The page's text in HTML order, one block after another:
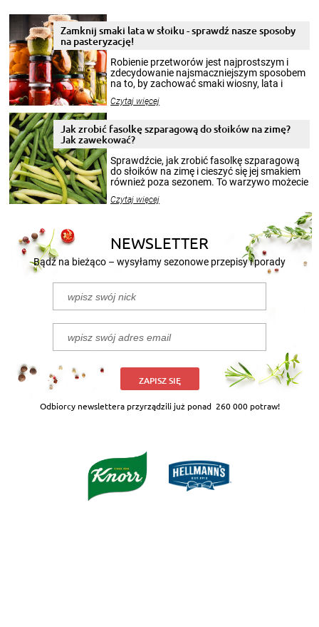
Zamknij smaki lata w słoiku - sprawdź nasze sposoby
na pasteryzację!
Robienie przetworów jest najprostszym i
zdecydowanie najsmaczniejszym sposobem
na to, by zachować smaki wiosny, lata i
krajobrazów, by cieszyć nimi oko w sezonie
pełni poczuć atmosferę cieplejszych
miesięcy. Przygotowanie słoików ze
patenty, które pozwolą zachować świeżość
przetworów.
Czytaj więcej
Jak zrobić fasolkę szparagową do słoików na zimę?
Jak zawekować?
Sprawdźcie, jak zrobić fasolkę szparagową
do słoików na zimę i cieszyć się jej smakiem
również poza sezonem. To warzywo możecie
nasze propozycje!
Czytaj więcej
NEWSLETTER
Bądź na bieżąco – wysyłamy sezonowe przepisy i porady
ZAPISZ SIĘ
Odbiorcy newslettera przyrządzili już ponad 260 000 potraw!